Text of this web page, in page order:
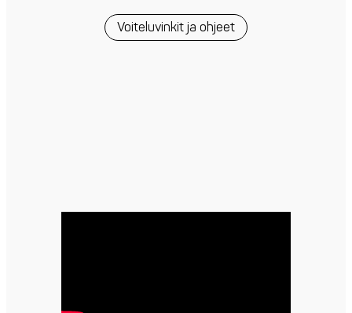
Voiteluvinkit ja ohjeet